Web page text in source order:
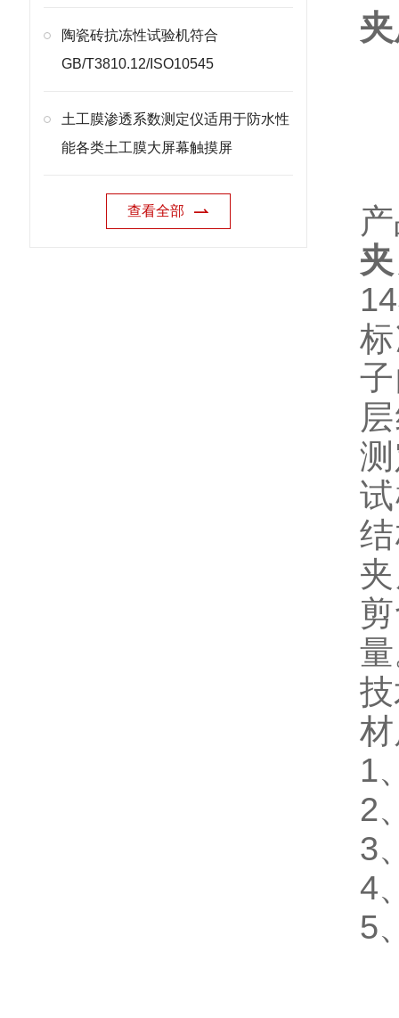
陶瓷砖抗冻性试验机符合
GB/T3810.12/ISO10545
土工膜渗透系数测定仪适用于防水性
能各类土工膜大屏幕触摸屏
查看全部
1
2
3
4
5